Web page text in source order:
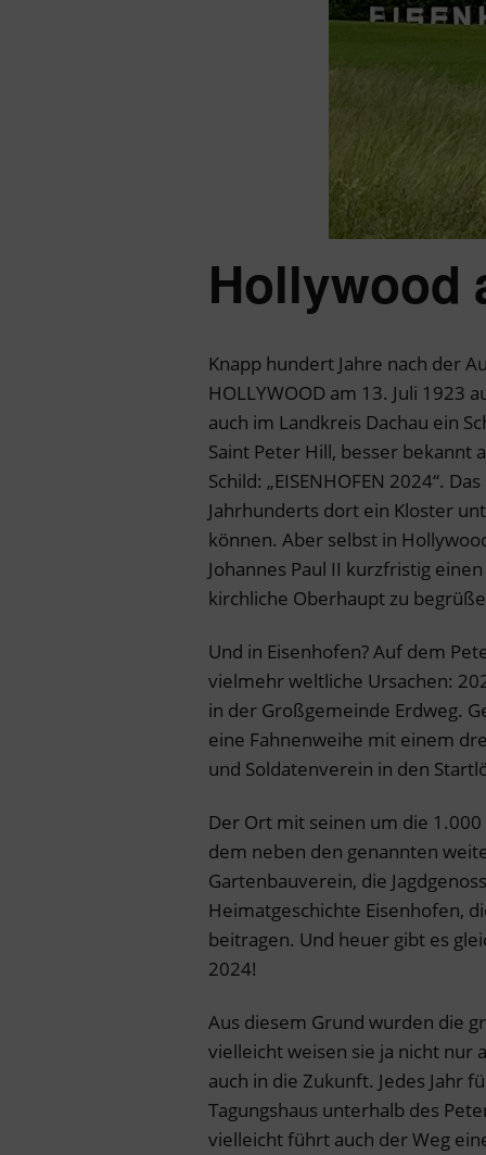
Hollywood
Knapp hundert Jahre nach der
HOLLYWOOD am 13. Juli 1923
auch im Landkreis Dachau ein
Saint Peter Hill, besser bekannt
Schild: „EISENHOFEN 2024“.
Jahrhunderts dort ein Kloster
können. Aber selbst in
Johannes Paul II kurzfristig
kirchliche Oberhaupt zu
Und in Eisenhofen? Auf dem
vielmehr weltliche Ursachen:
in der Großgemeinde Erdweg.
eine Fahnenweihe mit einem
und Soldatenverein in den
Der Ort mit seinen um die
dem neben den genannten
Gartenbauverein, die
Heimatgeschichte Eisenhofen,
beitragen. Und heuer gibt es
2024!
Aus diesem Grund wurden die
vielleicht weisen sie ja nicht nur
auch in die Zukunft. Jedes Jahr
Tagungshaus unterhalb des
vielleicht führt auch der Weg